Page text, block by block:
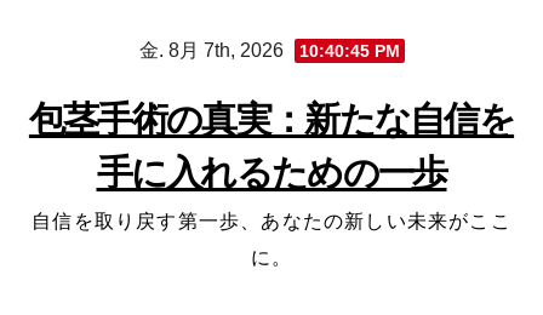
金. 8月 7th, 2026 10:40:46 PM
包茎手術の真実：新たな自信を
手に入れるための一歩
自信を取り戻す第一歩、あなたの新しい未来がここ
に。